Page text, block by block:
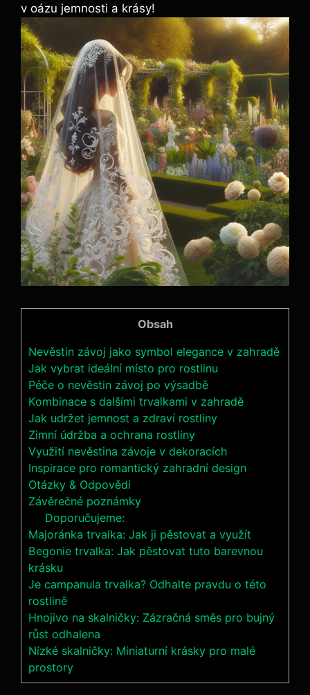
v oázu jemnosti a krásy!
Obsah
Nevěstin závoj jako symbol elegance v zahradě
Jak vybrat ideální místo pro rostlinu
Péče o nevěstin závoj po výsadbě
Kombinace s dalšími trvalkami v zahradě
Jak udržet jemnost a zdraví rostliny
Zimní údržba a ochrana rostliny
Využití nevěstina závoje v dekoracích
Inspirace pro romantický zahradní design
Otázky & Odpovědi
Závěrečné poznámky
Doporučujeme:
Majoránka trvalka: Jak ji pěstovat a využít
Begonie trvalka: Jak pěstovat tuto barevnou
krásku
Je campanula trvalka? Odhalte pravdu o této
rostlině
Hnojivo na skalničky: Zázračná směs pro bujný
růst odhalena
Nízké skalničky: Miniaturní krásky pro malé
prostory